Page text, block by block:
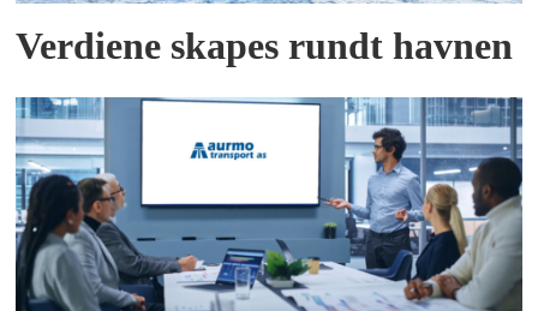
Verdiene skapes rundt havnen